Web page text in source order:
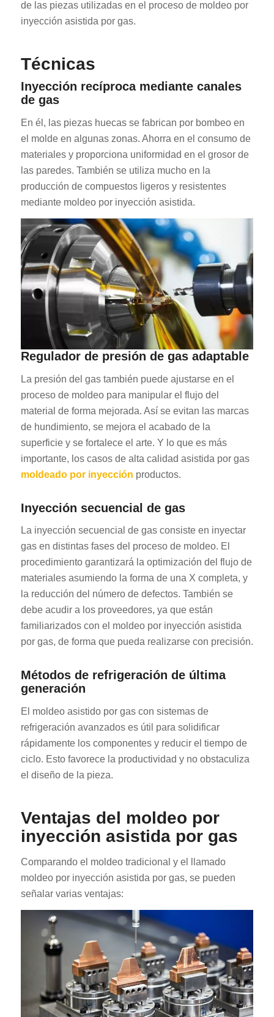
de las piezas utilizadas en el proceso de moldeo por
inyección asistida por gas.
Técnicas
Inyección recíproca mediante canales
de gas
En él, las piezas huecas se fabrican por bombeo en
el molde en algunas zonas. Ahorra en el consumo de
materiales y proporciona uniformidad en el grosor de
las paredes. También se utiliza mucho en la
producción de compuestos ligeros y resistentes
mediante moldeo por inyección asistida.
Regulador de presión de gas adaptable
La presión del gas también puede ajustarse en el
proceso de moldeo para manipular el flujo del
material de forma mejorada. Así se evitan las marcas
de hundimiento, se mejora el acabado de la
superficie y se fortalece el arte. Y lo que es más
importante, los casos de alta calidad asistida por gas
moldeado por inyección productos.
Inyección secuencial de gas
La inyección secuencial de gas consiste en inyectar
gas en distintas fases del proceso de moldeo. El
procedimiento garantizará la optimización del flujo de
materiales asumiendo la forma de una X completa, y
la reducción del número de defectos. También se
debe acudir a los proveedores, ya que están
familiarizados con el moldeo por inyección asistida
por gas, de forma que pueda realizarse con precisión.
Métodos de refrigeración de última
generación
El moldeo asistido por gas con sistemas de
refrigeración avanzados es útil para solidificar
rápidamente los componentes y reducir el tiempo de
ciclo. Esto favorece la productividad y no obstaculiza
el diseño de la pieza.
Ventajas del moldeo por
inyección asistida por gas
Comparando el moldeo tradicional y el llamado
moldeo por inyección asistida por gas, se pueden
señalar varias ventajas: